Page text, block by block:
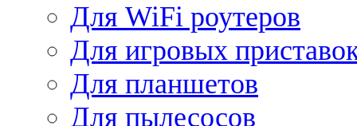
Для WiFi роутеров
Для игровых
Для планшетов
Для пылесосов